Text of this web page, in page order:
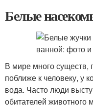
Белые
В мире много существ,
поближе к человеку, у
вода. Часто люди
обитателей животного